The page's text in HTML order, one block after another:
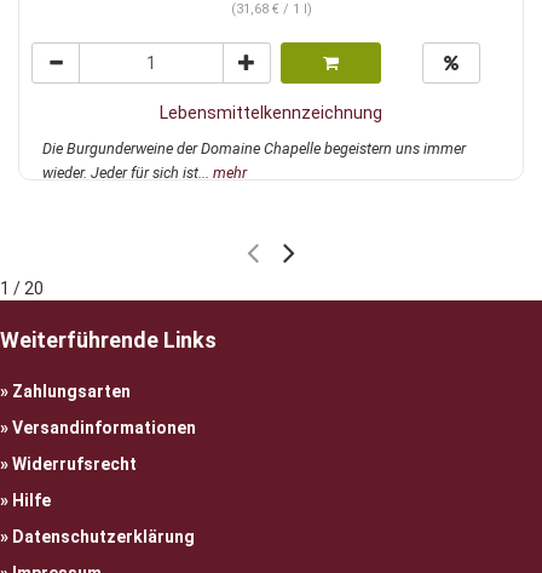
(31,68 € / 1 l)
Lebensmittelkennzeichnung
Die Burgunderweine der Domaine Chapelle begeistern uns immer
wieder. Jeder für sich ist... mehr
1 / 20
Weiterführende Links
Zahlungsarten
Versandinformationen
Widerrufsrecht
Hilfe
Datenschutzerklärung